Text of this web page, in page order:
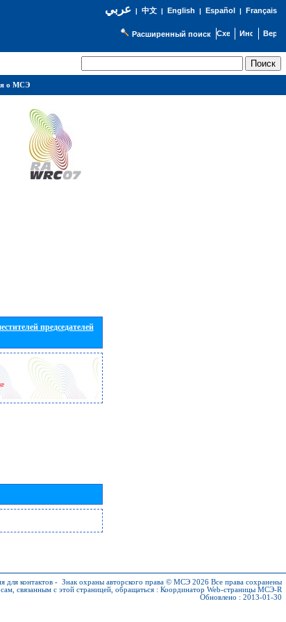
عربي| 中文| English | Español | Français
Расширенный поиск
председателей
для контактов - Знак охраны авторского права © МСЭ 2026 Все права сохранены
связанным с этой страницей, обращаться : Координатор Web-страницы МСЭ-R
Обновлено : 2013-01-30
о МСЭ